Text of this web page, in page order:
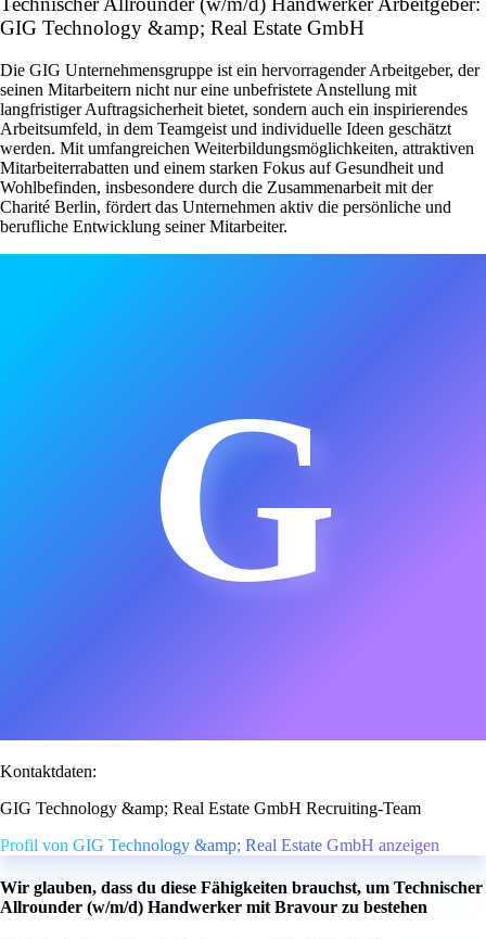
GIG Technology &amp; Real Estate GmbH
Die GIG Unternehmensgruppe ist ein hervorragender Arbeitgeber, der
seinen Mitarbeitern nicht nur eine unbefristete Anstellung mit
langfristiger Auftragsicherheit bietet, sondern auch ein inspirierendes
Arbeitsumfeld, in dem Teamgeist und individuelle Ideen geschätzt
werden. Mit umfangreichen Weiterbildungsmöglichkeiten, attraktiven
Mitarbeiterrabatten und einem starken Fokus auf Gesundheit und
Wohlbefinden, insbesondere durch die Zusammenarbeit mit der
Charité Berlin, fördert das Unternehmen aktiv die persönliche und
berufliche Entwicklung seiner Mitarbeiter.
G
Kontaktdaten:
GIG Technology &amp; Real Estate GmbH Recruiting-Team
Profil von GIG Technology &amp; Real Estate GmbH anzeigen
Wir glauben, dass du diese Fähigkeiten brauchst, um Technischer
Allrounder (w/m/d) Handwerker mit Bravour zu bestehen